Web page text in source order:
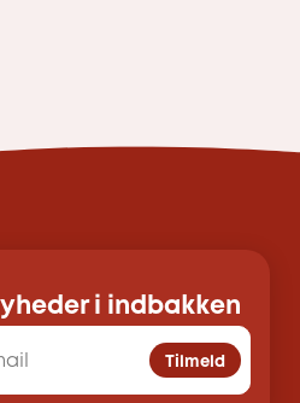
i indbakken
Tilmeld